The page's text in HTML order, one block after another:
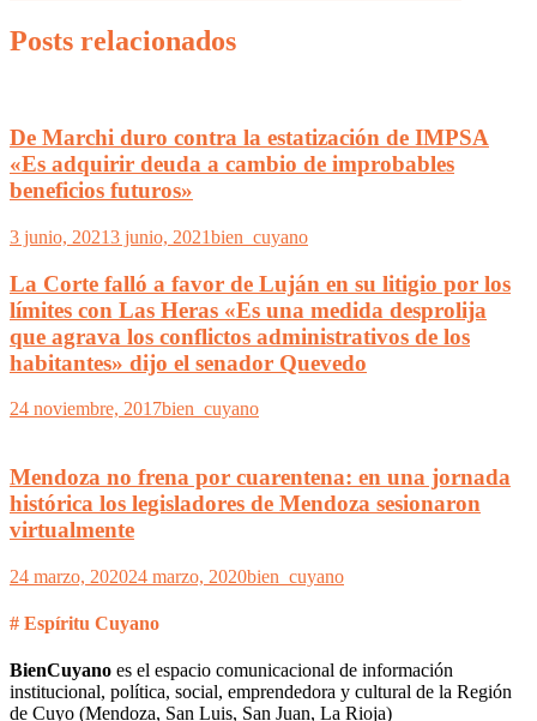
Posts relacionados
De Marchi duro contra la estatización de IMPSA
«Es adquirir deuda a cambio de improbables
beneficios futuros»
3 junio, 20213 junio, 2021bien_cuyano
La Corte falló a favor de Luján en su litigio por los
límites con Las Heras «Es una medida desprolija
que agrava los conflictos administrativos de los
habitantes» dijo el senador Quevedo
24 noviembre, 2017bien_cuyano
Mendoza no frena por cuarentena: en una jornada
histórica los legisladores de Mendoza sesionaron
virtualmente
24 marzo, 202024 marzo, 2020bien_cuyano
# Espíritu Cuyano
BienCuyano es el espacio comunicacional de información
institucional, política, social, emprendedora y cultural de la Región
de Cuyo (Mendoza, San Luis, San Juan, La Rioja)